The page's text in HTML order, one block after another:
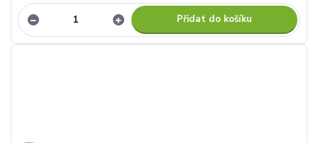
Přidat do košíku